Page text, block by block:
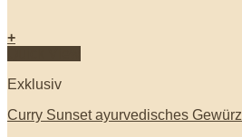
+
Exklusiv
Curry Sunset ayurvedisches Gewürz